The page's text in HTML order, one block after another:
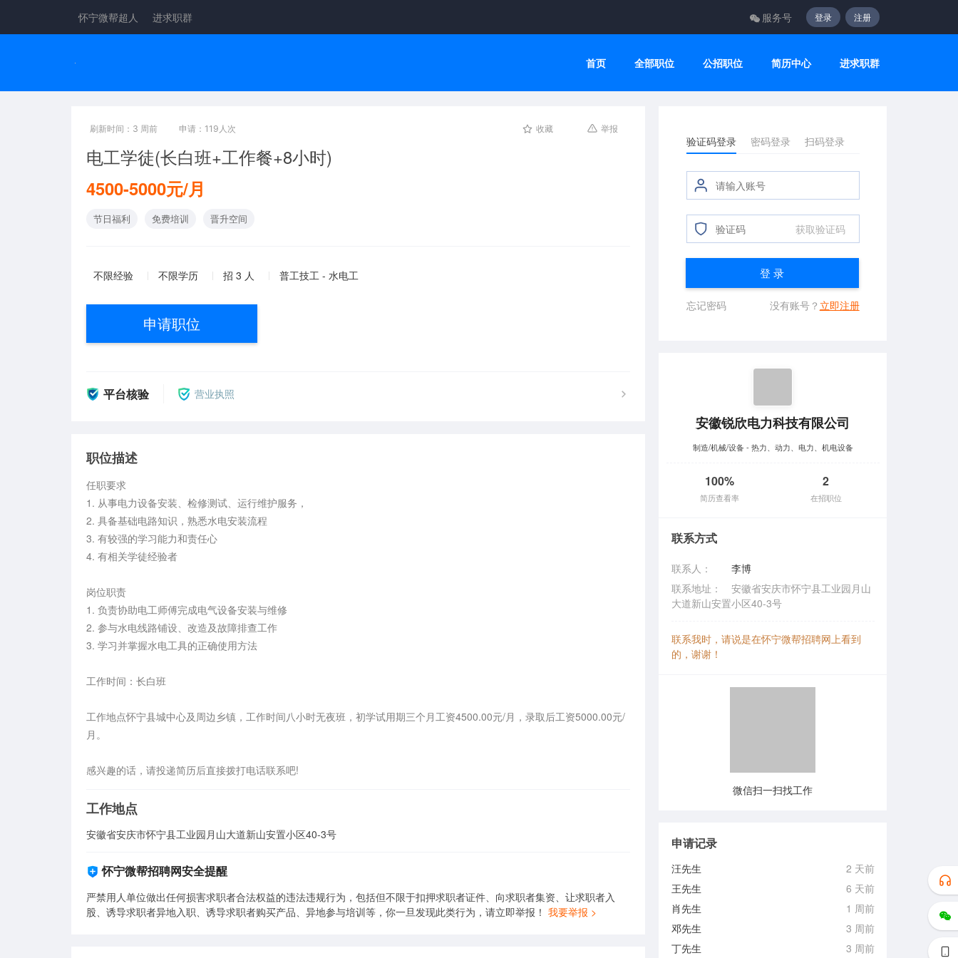
怀宁微帮超人 进求职群 服务号 登录 注册
首页 全部职位 公招职位 简历中心 进求职群
刷新时间：3 周前 申请：119人次 收藏 举报
电工学徒(长白班+工作餐+8小时)
4500-5000元/月
节日福利 免费培训 晋升空间
不限经验 不限学历 招 3 人 普工技工 - 水电工
申请职位
平台核验 营业执照
职位描述
任职要求
1. 从事电力设备安装、检修测试、运行维护服务，
2. 具备基础电路知识，熟悉水电安装流程
3. 有较强的学习能力和责任心
4. 有相关学徒经验者
岗位职责
1. 负责协助电工师傅完成电气设备安装与维修
2. 参与水电线路铺设、改造及故障排查工作
3. 学习并掌握水电工具的正确使用方法
工作时间：长白班
工作地点怀宁县城中心及周边乡镇，工作时间八小时无夜班，初学试用期三个月工资4500.00元/月，录取后工资5000.00元/
月。
感兴趣的话，请投递简历后直接拨打电话联系吧!
工作地点
安徽省安庆市怀宁县工业园月山大道新山安置小区40-3号
怀宁微帮招聘网安全提醒
严禁用人单位做出任何损害求职者合法权益的违法违规行为，包括但不限于扣押求职者证件、向求职者集资、让求职者入
股、诱导求职者异地入职、诱导求职者购买产品、异地参与培训等，你一旦发现此类行为，请立即举报！ 我要举报 >
验证码登录 密码登录 扫码登录
获取验证码
登 录
忘记密码 没有账号？ 立即注册
安徽锐欣电力科技有限公司
制造/机械/设备 - 热力、动力、电力、机电设备
100%
简历查看率
2
在招职位
联系方式
联系人：
李博
联系地址：
安徽省安庆市怀宁县工业园月山
大道新山安置小区40-3号
联系我时，请说是在怀宁微帮招聘网上看到
的，谢谢！
微信扫一扫找工作
申请记录
汪先生
2 天前
王先生
6 天前
肖先生
1 周前
邓先生
3 周前
丁先生
3 周前